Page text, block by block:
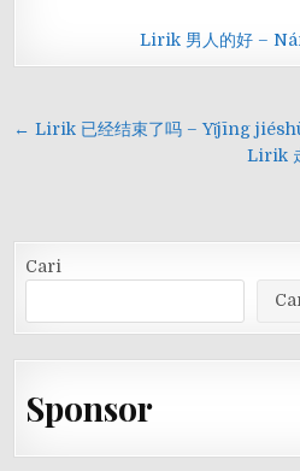
Lirik 男人的好 –
Navigasi
← Lirik 已经结束了吗 – Yǐjīng
Lirik
Cari
Sponsor